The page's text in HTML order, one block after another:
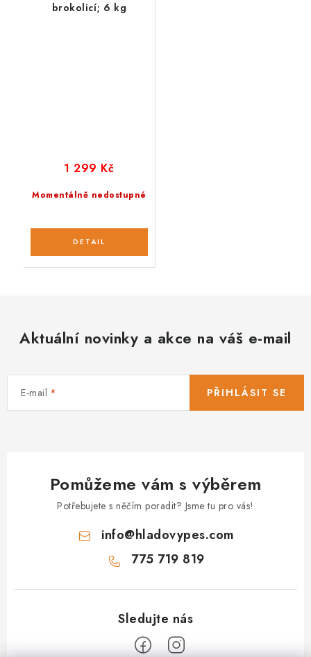
brokolicí; 6 kg
Momentálně nedostupné
1 299 Kč
Aktuální novinky a akce na váš e-mail
E-mail PŘIHLÁSIT SE
Pomůžeme vám s výběrem
Potřebujete s něčím poradit? Jsme tu pro vás!
info@hladovypes.com
775 719 819